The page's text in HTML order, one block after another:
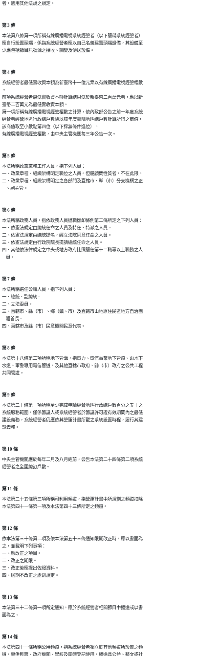
者，適用其他法規之規定。
第 3 條
本法第八條第一項所稱有線廣播電視系統經營者（以下簡稱系統經營者）
應自行設置頭端，係指系統經營者應以自己名義建置頭端設備，其設備至
少應包括節目訊號源之接收、調變及傳送設備。
第 4 條
系統經營者最低實收資本額為新臺幣十一億元乘以有線廣播電視經營權數
。
前項系統經營者最低實收資本額計算結果低於新臺幣二百萬元者，應以新
臺幣二百萬元為最低實收資本額。
第一項所稱有線廣播電視經營權數之計算，依內政部公告之前一年度系統
經營者經營地區行政總戶數除以該年度臺閩地區總戶數計算所得之商值，
該商值取至小數點第四位（以下採無條件進位）。
有線廣播電視經營權數，由中央主管機關每三年公告一次。
第 5 條
本法所稱政黨黨務工作人員，指下列人員：
一、政黨章程、組織架構明定職位之人員。但屬顧問性質者，不在此限。
二、政黨章程、組織架構明定之各部門及直轄市、縣（市）分支機構之正
    、副主管。
第 6 條
本法所稱政務人員，指依政務人員退職撫卹條例第二條所定之下列人員：
一、依憲法規定由總統任命之人員及特任、特派之人員。
二、依憲法規定由總統提名，經立法院同意任命之人員。
三、依憲法規定由行政院院長提請總統任命之人員。
四、其他依法律規定之中央或地方政府比照簡任第十二職等以上職務之人
    員。
第 7 條
本法所稱選任公職人員，指下列人員：
一、總統、副總統。
二、立法委員。
三、直轄市、縣（市）、鄉（鎮、市）及直轄市山地原住民區地方自治團
    體首長。
四、直轄市及縣（市）民意機關民意代表。
第 8 條
本法第十八條第二項所稱地下管溝，指電力、電信事業地下管道、雨水下
水道、軍警專用電信管道，及其他直轄市政府、縣（市）政府之公共工程
共同管道。
第 9 條
本法第二十條第一項所稱至少完成申請經營地區行政總戶數百分之五十之
系統服務範圍，僅係籌設人或系統經營者於籌設許可證有效期間內之最低
建設義務，系統經營者仍應依其營運計畫所載之系統設置時程，履行其建
設義務。
第 10 條
中央主管機關應於每年二月及八月底前，公告本法第二十四條第二項系統
經營者之全國總訂戶數。
第 11 條
本法第二十五條第三項所稱可利用頻道，指營運計畫中所規劃之頻道扣除
本法第四十一條第一項及本法第四十三條所定之頻道。
第 12 條
依本法第三十條第二項及依本法第五十三條通知限期改正時，應以書面為
之，並載明下列事項：
一、應改正之項目。
二、改正之期限。
三、改正後應提出佐證資料。
四、屆期不改正之處罰規定。
第 13 條
本法第三十二條第一項所定通知，應於系統經營者相關節目中播送或以書
面為之。
第 14 條
本法第四十一條所稱公用頻道，指系統經營者獨立於其他頻道所設置之頻
道，專供民眾、政府機關、學校及團體登記使用，播送具公益、藝文或社